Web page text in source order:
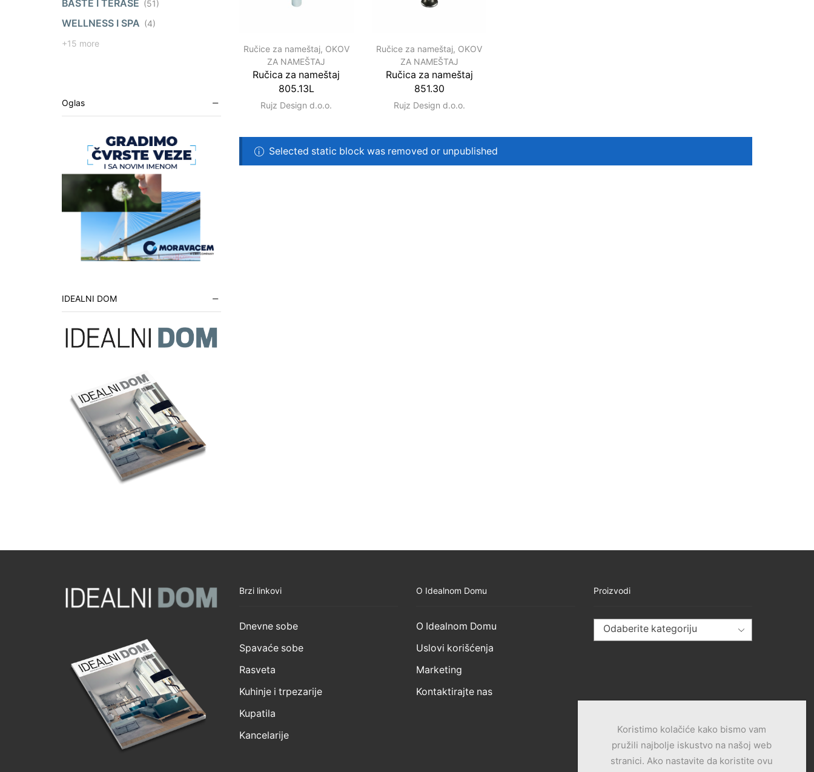
Ručice za nameštaj, OKOV
ZA NAMEŠTAJ
Ručica za nameštaj
805.13L
Rujz Design d.o.o.
Ručice za nameštaj, OKOV
ZA NAMEŠTAJ
Ručica za nameštaj
851.30
Rujz Design d.o.o.
Selected static block was removed or unpublished
BAŠTE I TERASE (51)
WELLNESS I SPA (4)
+15 more
Oglas
IDEALNI DOM
Brzi linkovi
Dnevne sobe
Spavaće sobe
Rasveta
Kuhinje i trpezarije
Kupatila
Kancelarije
O Idealnom Domu
O Idealnom Domu
Uslovi korišćenja
Marketing
Kontaktirajte nas
Proizvodi
Odaberite kategoriju
Koristimo kolačiće kako bismo vam
pružili najbolje iskustvo na našoj web
stranici. Ako nastavite da koristite ovu